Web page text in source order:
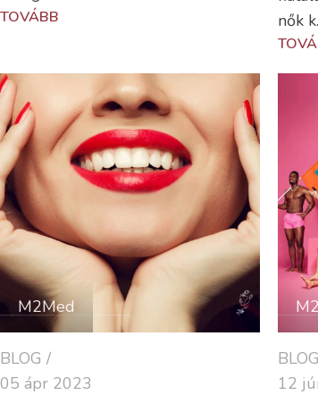
TOVÁBB
nők
M2Med
BLOG
05 ápr 2023
BLOG
12